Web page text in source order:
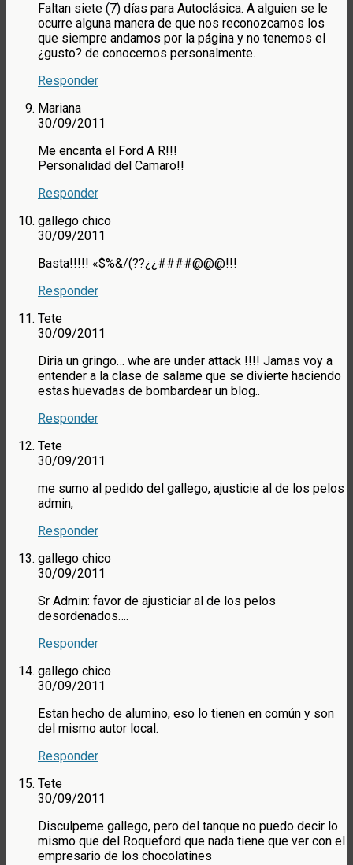
Faltan siete (7) días para Autoclásica. A alguien se le
ocurre alguna manera de que nos reconozcamos los
que siempre andamos por la página y no tenemos el
¿gusto? de conocernos personalmente.
Responder
Mariana
30/09/2011
Me encanta el Ford A R!!!
Personalidad del Camaro!!
Responder
gallego chico
30/09/2011
Basta!!!!! «$%&/(??¿¿####@@@!!!
Responder
Tete
30/09/2011
Diria un gringo… whe are under attack !!!! Jamas voy a
entender a la clase de salame que se divierte haciendo
estas huevadas de bombardear un blog..
Responder
Tete
30/09/2011
me sumo al pedido del gallego, ajusticie al de los pelos
admin,
Responder
gallego chico
30/09/2011
Sr Admin: favor de ajusticiar al de los pelos
desordenados….
Responder
gallego chico
30/09/2011
Estan hecho de alumino, eso lo tienen en común y son
del mismo autor local.
Responder
Tete
30/09/2011
Disculpeme gallego, pero del tanque no puedo decir lo
mismo que del Roqueford que nada tiene que ver con el
empresario de los chocolatines